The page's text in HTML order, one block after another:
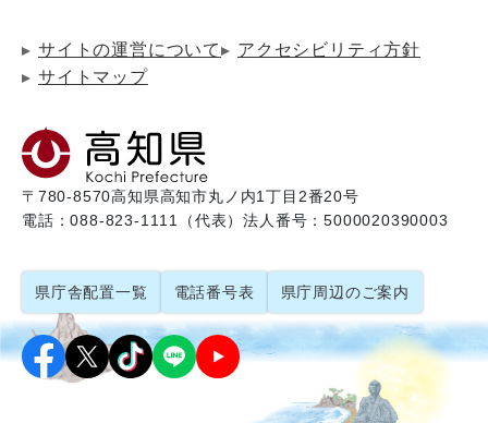
サイトの運営について
アクセシビリティ方針
サイトマップ
〒780-8570高知県高知市丸ノ内1丁目2番20号
電話：088-823-1111（代表）法人番号：5000020390003
県庁舎配置一覧 電話番号表 県庁周辺のご案内